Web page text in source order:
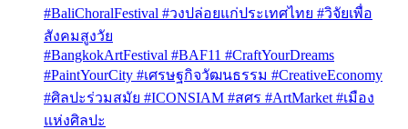
#BaliChoralFestival #วงปล่อยแก่ประเทศไทย #วิจัยเพื่อ
สังคมสูงวัย
#BangkokArtFestival #BAF11 #CraftYourDreams
#PaintYourCity #เศรษฐกิจวัฒนธรรม #CreativeEconomy
#ศิลปะร่วมสมัย #ICONSIAM #สศร #ArtMarket #เมือง
แห่งศิลปะ